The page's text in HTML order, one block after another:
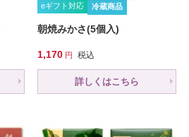
eギフト対応
冷蔵商品
朝焼みかさ(5個入)
1,170 税込
詳しくはこちら